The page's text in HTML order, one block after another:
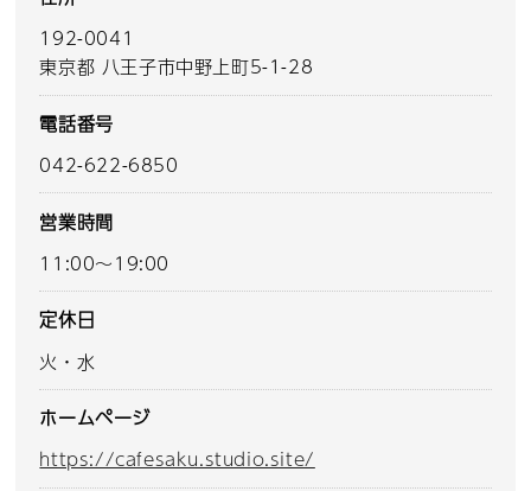
192-0041
東京都 八王子市中野上町5-1-28
電話番号
042-622-6850
営業時間
11:00～19:00
定休日
火・水
ホームページ
https://cafesaku.studio.site/